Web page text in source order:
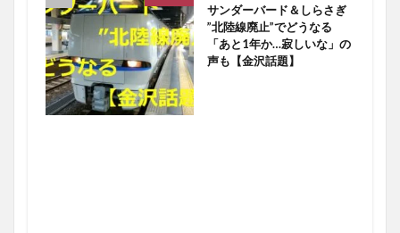
サンダーバード＆しらさぎ
”北陸線廃止”でどうなる
「あと1年か…寂しいな」の
声も【金沢話題】